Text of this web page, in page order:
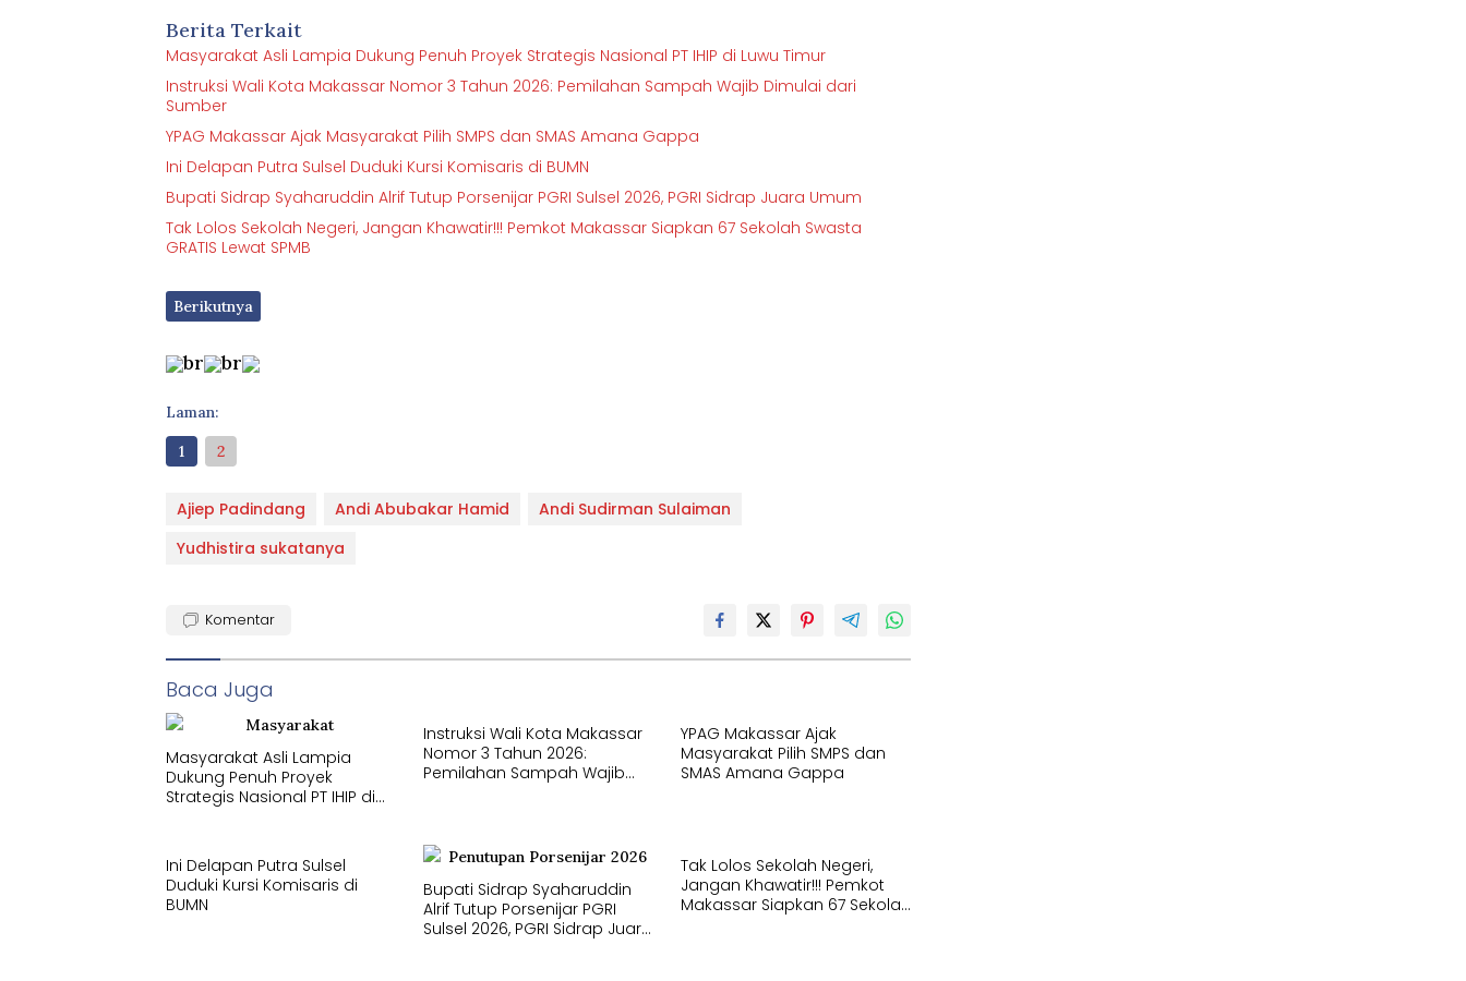
Berita Terkait
Masyarakat Asli Lampia Dukung Penuh Proyek Strategis Nasional PT IHIP di Luwu Timur
Instruksi Wali Kota Makassar Nomor 3 Tahun 2026: Pemilahan Sampah Wajib Dimulai dari
Sumber
YPAG Makassar Ajak Masyarakat Pilih SMPS dan SMAS Amana Gappa
Ini Delapan Putra Sulsel Duduki Kursi Komisaris di BUMN
Bupati Sidrap Syaharuddin Alrif Tutup Porsenijar PGRI Sulsel 2026, PGRI Sidrap Juara Umum
Tak Lolos Sekolah Negeri, Jangan Khawatir!!! Pemkot Makassar Siapkan 67 Sekolah Swasta
GRATIS Lewat SPMB
Berikutnya
br br
Laman:
1
2
Ajiep Padindang Andi Abubakar Hamid
Andi Sudirman Sulaiman
Yudhistira sukatanya
Komentar
Baca Juga
Masyarakat Asli Lampia
Dukung Penuh Proyek
Strategis Nasional PT IHIP di
Instruksi Wali Kota Makassar
Nomor 3 Tahun 2026:
Pemilahan Sampah Wajib
YPAG Makassar Ajak
Masyarakat Pilih SMPS dan
SMAS Amana Gappa
Ini Delapan Putra Sulsel
Duduki Kursi Komisaris di
BUMN
Bupati Sidrap Syaharuddin
Alrif Tutup Porsenijar PGRI
Sulsel 2026, PGRI Sidrap Juara
Tak Lolos Sekolah Negeri,
Jangan Khawatir!!! Pemkot
Makassar Siapkan 67 Sekolah